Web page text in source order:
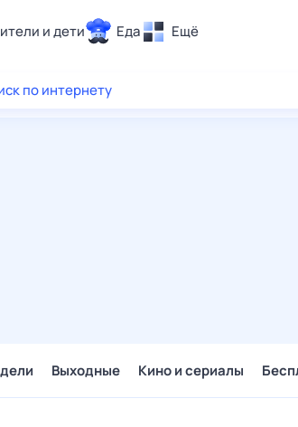
и дети Еда Ещё
Здоровье
по интернету
Выходные Кино и сериалы